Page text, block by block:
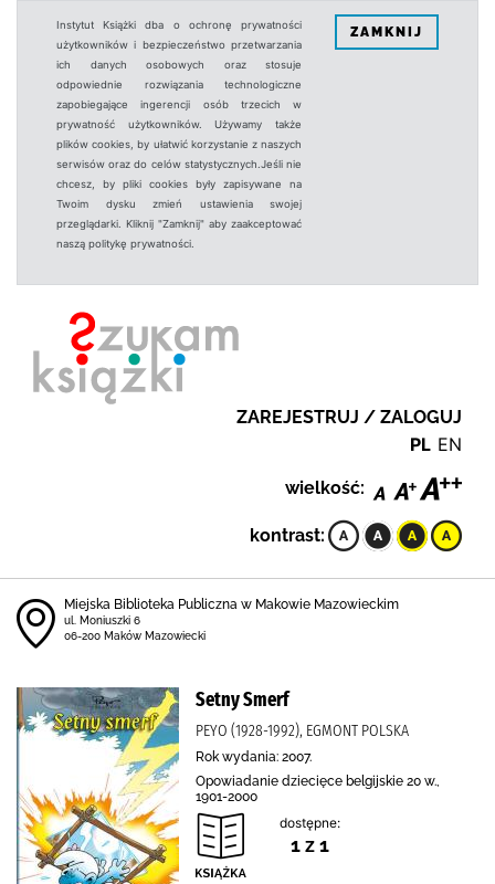
Instytut Książki dba o ochronę prywatności
użytkowników i bezpieczeństwo przetwarzania
ich danych osobowych oraz stosuje
odpowiednie rozwiązania technologiczne
zapobiegające ingerencji osób trzecich w
prywatność użytkowników. Używamy także
plików cookies, by ułatwić korzystanie z naszych
serwisów oraz do celów statystycznych.Jeśli nie
chcesz, by pliki cookies były zapisywane na
Twoim dysku zmień ustawienia swojej
przeglądarki. Kliknij "Zamknij" aby zaakceptować
naszą politykę prywatności.
ZAMKNIJ
ZAREJESTRUJ / ZALOGUJ
PL EN
wielkość:
kontrast:
Miejska Biblioteka Publiczna w Makowie Mazowieckim
ul. Moniuszki 6
06-200 Maków Mazowiecki
Setny Smerf
PEYO (1928-1992), EGMONT POLSKA
Rok wydania: 2007.
Opowiadanie dziecięce belgijskie 20 w.,
1901-2000
dostępne:
1 z 1